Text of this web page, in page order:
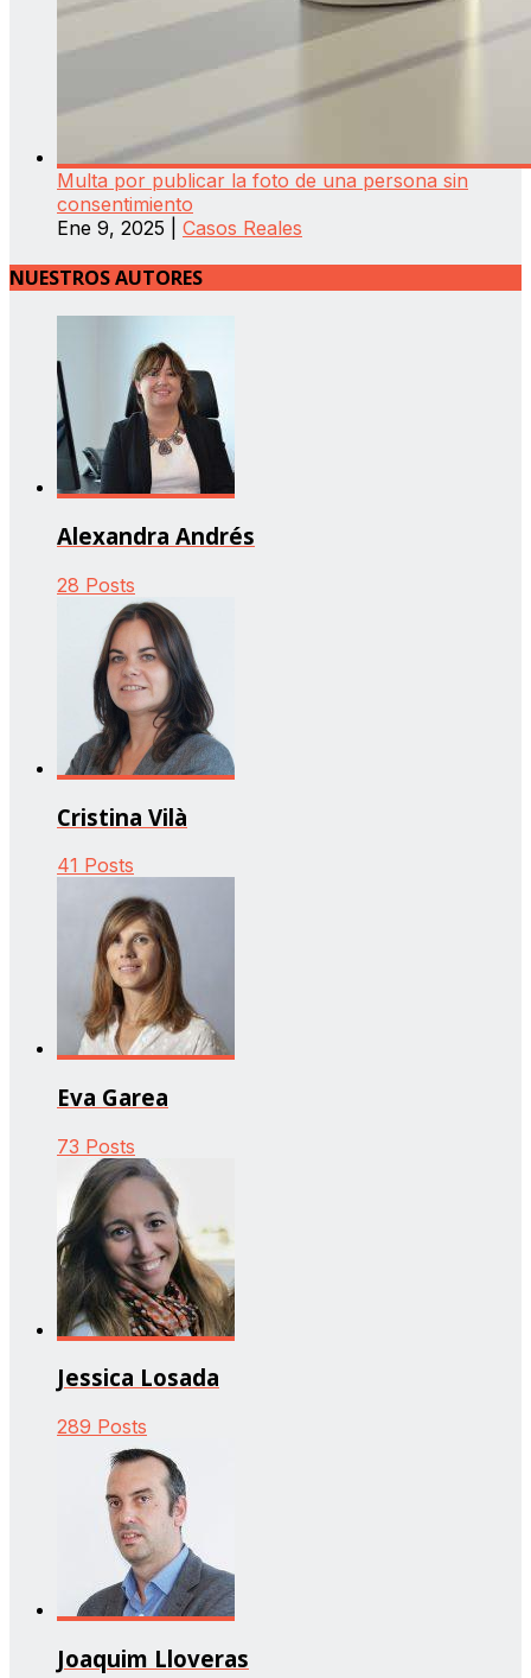
Multa por publicar la foto de una persona sin
consentimiento
Ene 9, 2025
Casos Reales
NUESTROS AUTORES
Alexandra Andrés
28 Posts
Cristina Vilà
41 Posts
Eva Garea
73 Posts
Jessica Losada
289 Posts
Joaquim Lloveras